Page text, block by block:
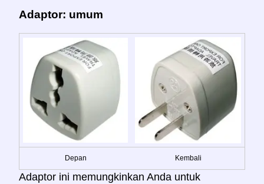
Adaptor: umum
Depan Kembali
Adaptor ini memungkinkan Anda untuk